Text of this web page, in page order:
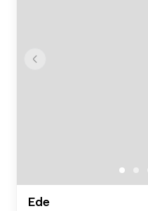
Ede